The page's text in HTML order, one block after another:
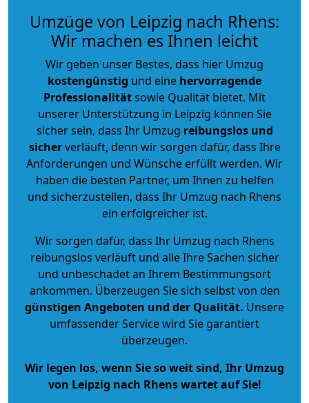
Umzüge von Leipzig nach Rhens:
Wir machen es Ihnen leicht
Wir geben unser Bestes, dass hier Umzug
kostengünstig und eine hervorragende
Professionalitätsowie Qualität bietet. Mit
unserer Unterstützung in Leipzig können Sie
sicher sein, dass Ihr Umzug reibungslos und
sicherverläuft, denn wir sorgen dafür, dass Ihre
Anforderungen und Wünsche erfüllt werden. Wir
haben die besten Partner, um Ihnen zu helfen
und sicherzustellen, dass Ihr Umzug nach Rhens
ein erfolgreicher ist.
Wir sorgen dafür, dass Ihr Umzug nach Rhens
reibungslos verläuft und alle Ihre Sachen sicher
und unbeschadet an Ihrem Bestimmungsort
ankommen. Überzeugen Sie sich selbst von den
günstigen Angeboten und der Qualität. Unsere
umfassender Service wird Sie garantiert
überzeugen.
Wir legen los, wenn Sie so weit sind, Ihr Umzug
von Leipzig nach Rhens wartet auf Sie!